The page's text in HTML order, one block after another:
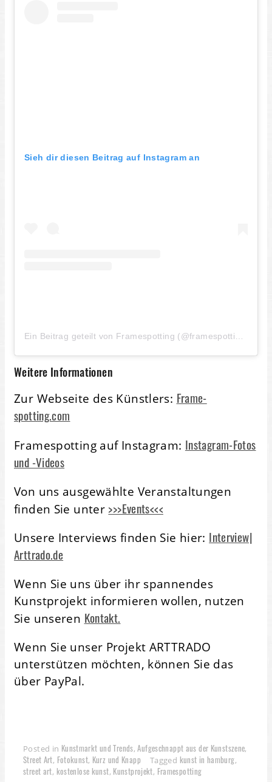
Sieh dir diesen Beitrag auf Instagram an
Weitere Informationen
Zur Webseite des Künstlers: Frame-
spotting.com
Framespotting auf Instagram: Instagram-Fotos
und -Videos
Von uns ausgewählte Veranstaltungen
finden Sie unter >>>Events<<<
Unsere Interviews finden Sie hier: Interview|
Arttrado.de
Wenn Sie uns über ihr spannendes
Kunstprojekt informieren wollen, nutzen
Sie unseren Kontakt.
Wenn Sie unser Projekt ARTTRADO
unterstützen möchten, können Sie das
über PayPal.
Posted in Kunstmarkt und Trends,Aufgeschnappt aus der Kunstszene,
Street Art, Fotokunst, Kurz und Knapp Tagged kunst in hamburg,
street art, kostenlose kunst, Kunstprojekt, Framespotting